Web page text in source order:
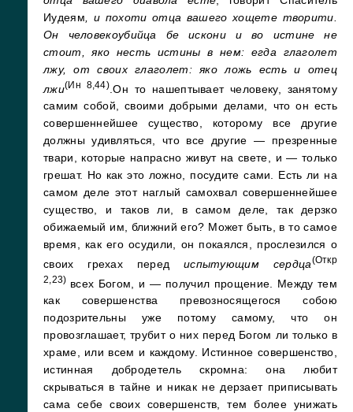
Иудеям , и похоти отца вашего хощете творити.
Он человекоубийца бе искони и во истине не
стоит, яко несть истины в нем: егда глаголет
лжу, от своих глаголет: яко ложь есть и отец
лжи(Ин 8,44) .Он то нашептывает человеку, занятому
самим собой, своими добрыми делами, что он есть
совершеннейшее существо, которому все другие
должны удивляться, что все другие — презренные
твари, которые напрасно живут на свете, и — только
грешат. Но как это ложно, посудите сами. Есть ли на
самом деле этот наглый самохвал совершеннейшее
существо, и таков ли, в самом деле, так дерзко
обижаемый им, ближний его? Может быть, в то самое
время, как его осудили, он покаялся, прослезился о
своих грехах перед испытующим сердца(Откр
2,23) всех Богом, и — получил прощение. Между тем
как совершенства превозносящегося собою
подозрительны уже потому самому, что он
провозглашает, трубит о них перед Богом ли только в
храме, или всем и каждому. Истинное совершенство,
истинная добродетель скромна: она любит
скрываться в тайне и никак не дерзает приписывать
сама себе своих совершенств, тем более унижать